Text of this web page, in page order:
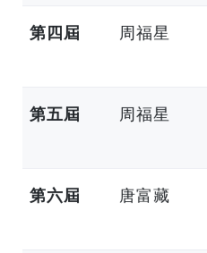
第四屆 周福星
第五屆 周福星
第六屆 唐富藏